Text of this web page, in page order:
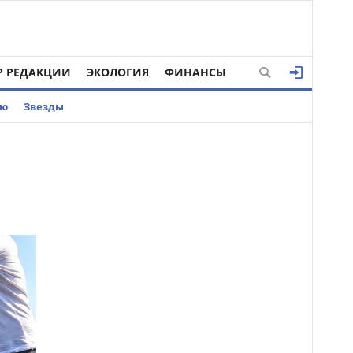
РЕДАКЦИИ ЭКОЛОГИЯ ФИНАНСЫ
Звезды